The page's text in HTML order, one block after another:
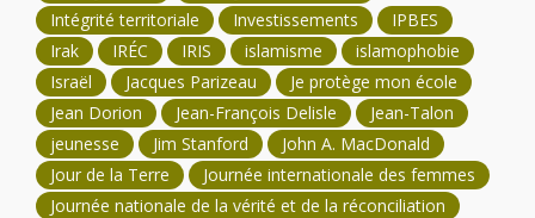
Intégrité territoriale
Investissements
IPBES
Irak
IRÉC IRIS islamisme
islamophobie
Israël
Jacques Parizeau
Je protège mon école
Jean Dorion
Jean-François Delisle
Jean-Talon
jeunesse
Jim Stanford
John A. MacDonald
Jour de la Terre
Journée internationale des femmes
Journée nationale de la vérité et de la réconciliation